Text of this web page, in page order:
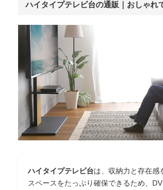
ハイタイプテレビ台の通販｜おしゃれ
ハイタイプテレビ台は、収納力と存在感
スペースをたっぷり確保できるため、